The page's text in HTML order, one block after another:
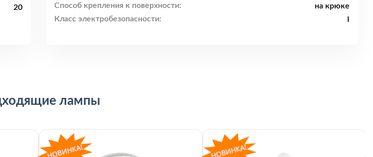
20
Способ крепления к поверхности:
на крюке
Класс электробезопасности:
I
лампы